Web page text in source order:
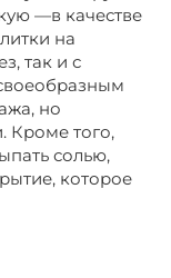
—в качестве
на
так и с
но
Кроме того,
солью,
которое